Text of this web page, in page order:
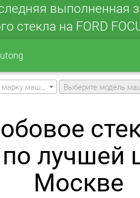
выполненная
стекла на FORD
Выберите марку машины Выберите модель
по лучшей
Москве